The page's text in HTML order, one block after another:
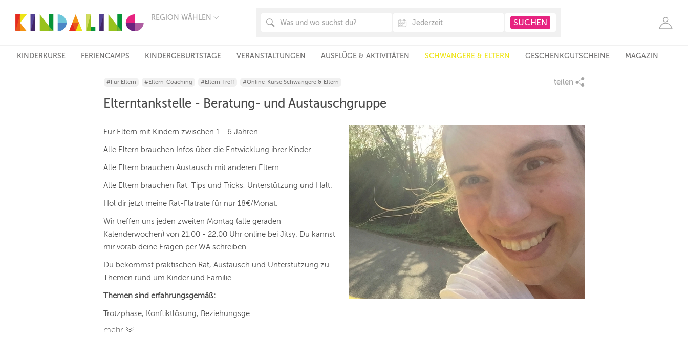
REGION WÄHLEN
FRANKFURT
KÖLN
STUTTGART
ESSEN
HANNOVER
DRESDEN
WIEN
ANDERE
KINDERKURSE FERIENCAMPS KINDERGEBURTSTAGE VERANSTALTUNGEN AUSFLÜGE & AKTIVITÄTEN SCHWANGERE & ELTERN GESCHENKGUTSCHEINE MAGAZIN
#Für Eltern #Eltern-Coaching #Eltern-Treff #Online-Kurse Schwangere & Eltern teilen
Elterntankstelle - Beratung- und Austauschgruppe
Für Eltern mit Kindern zwischen 1 - 6 Jahren
Alle Eltern brauchen Infos über die Entwicklung ihrer Kinder.
Alle Eltern brauchen Austausch mit anderen Eltern.
Alle Eltern brauchen Rat, Tips und Tricks, Unterstützung und Halt.
Hol dir jetzt meine Rat-Flatrate für nur 18€/Monat.
Wir treffen uns jeden zweiten Montag (alle geraden
Kalenderwochen) von 21:00 - 22:00 Uhr online bei Jitsy. Du kannst
mir vorab deine Fragen per WA schreiben.
Du bekommst praktischen Rat, Austausch und Unterstützung zu
Themen rund um Kinder und Familie.
Themen sind erfahrungsgemäß:
Trotzphase, Konfliktlösung, Beziehungsge...
mehr